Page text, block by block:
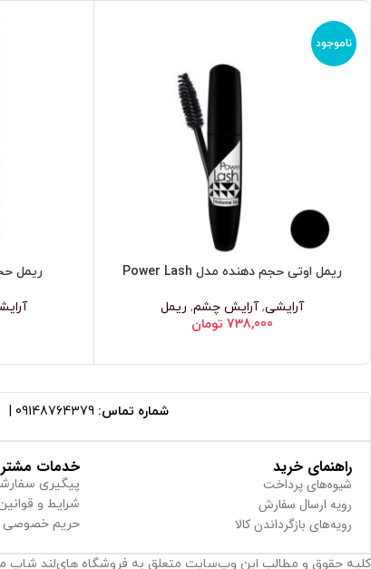
ناموجود
اطلاعات بیشتر
ریمل اوتی حجم دهنده مدل Power Lash
آرایشی,آرایش چشم, ریمل
738,000 تومان
افزودن به سبد
ریمل
شماره تماس: 09148764379
راهنمای خرید
شیوه‌های پرداخت
رویه ارسال سفارش
رویه‌های بازگرداندن کالا
خدمات
پیگیری
شرایط و
حریم خصوصی
کلیه حقوق و مطالب این وب‌سایت متعلق به فروشگاه های‌لند شاپ